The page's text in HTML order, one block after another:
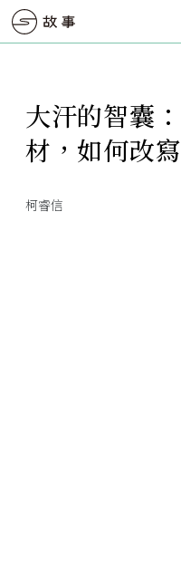
大汗的智囊
材，如何改
柯睿信